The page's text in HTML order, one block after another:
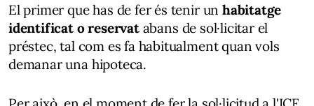
El primer que has de fer és tenir un habitatge
identificat o reservat abans de sol·licitar el
préstec, tal com es fa habitualment quan vols
demanar una hipoteca.